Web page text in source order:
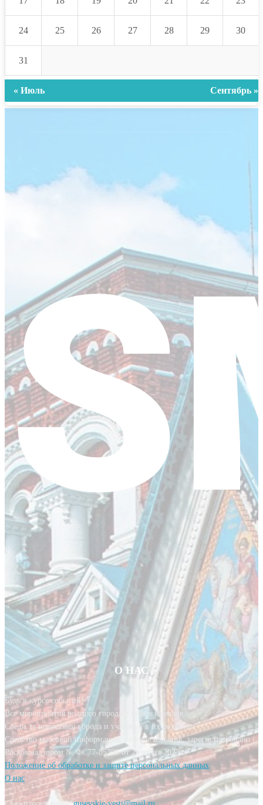
24 25 26 27 28 29 30
31
« Июль Сентябрь »
О НАС
Будь в курсе событий!
Все мероприятия родного города у тебя в кармане.
Следи за новостями города и участвуй в их создании!
Средство массовой информации, сетевое издание, зарегистрировано
Роскомнадзором № ФС77-85393 от 20 июня 2023 г.
Положение об обработке и защите персональных данных
О нас